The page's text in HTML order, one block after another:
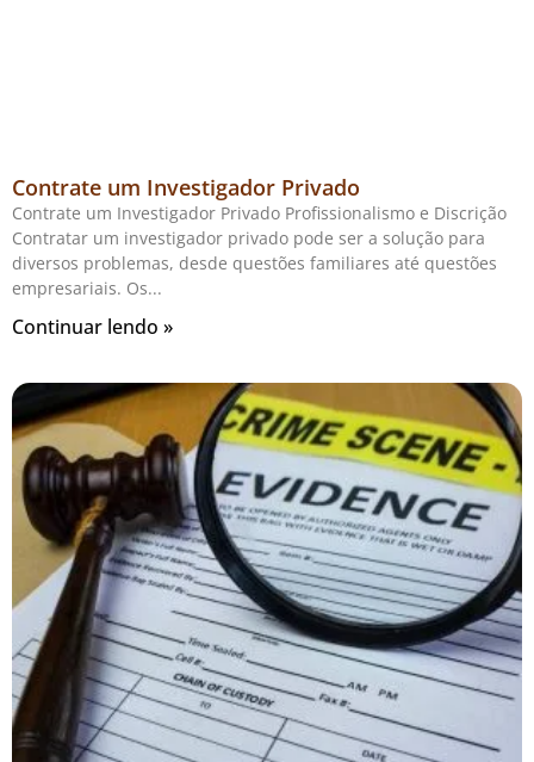
Contrate um Investigador Privado
Contrate um Investigador Privado Profissionalismo e Discrição
Contratar um investigador privado pode ser a solução para
diversos problemas, desde questões familiares até questões
empresariais. Os
Continuar lendo »